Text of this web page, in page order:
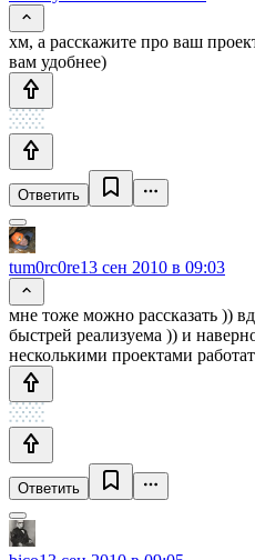
хм, а расскажите про ваш
вам удобнее)
Ответить
tum0rc0re13 сен 2010 в 09:03
мне тоже можно рассказать ))
быстрей реализуема )) и
несколькими проектами
Ответить